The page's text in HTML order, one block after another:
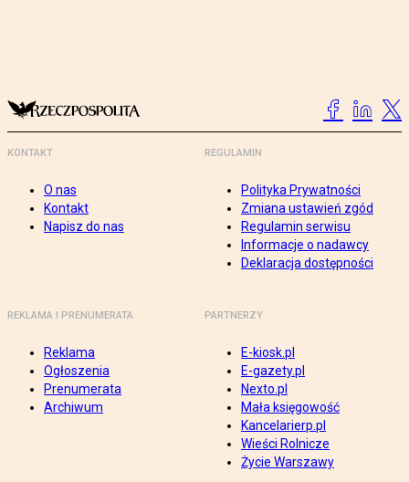
KONTAKT
O nas
Kontakt
Napisz do nas
REGULAMIN
Polityka Prywatności
Zmiana ustawień zgód
Regulamin serwisu
Informacje o nadawcy
Deklaracja dostępności
REKLAMA I PRENUMERATA
Reklama
Ogłoszenia
Prenumerata
Archiwum
PARTNERZY
E-kiosk.pl
E-gazety.pl
Nexto.pl
Mała księgowość
Kancelarierp.pl
Wieści Rolnicze
Życie Warszawy